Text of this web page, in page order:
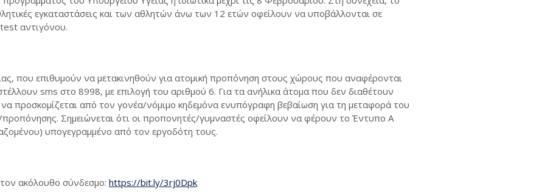
εγκαταστάσεις και των αθλητών άνω των 12 ετών οφείλουν να υποβάλλονται σε
αντιγόνου.
που επιθυμούν να μετακινηθούν για ατομική προπόνηση στους χώρους που αναφέρονται
sms στο 8998, με επιλογή του αριθμού 6. Για τα ανήλικα άτομα που δεν διαθέτουν
προσκομίζεται από τον γονέα/νόμιμο κηδεμόνα ενυπόγραφη βεβαίωση για τη μεταφορά του
Σημειώνεται ότι οι προπονητές/γυμναστές οφείλουν να φέρουν το Έντυπο Α
υπογεγραμμένο από τον εργοδότη τους.
ακόλουθο σύνδεσμο: https://bit.ly/3rj0Dpk